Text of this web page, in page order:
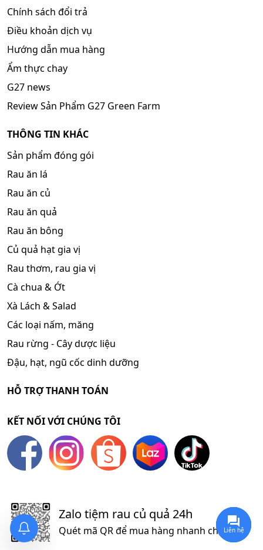
Chính sách đổi trả
Điều khoản dịch vụ
Hướng dẫn mua hàng
Ẩm thực chay
G27 news
Review Sản Phẩm G27 Green Farm
THÔNG TIN KHÁC
Sản phẩm đóng gói
Rau ăn lá
Rau ăn củ
Rau ăn quả
Rau ăn bông
Củ quả hạt gia vị
Rau thơm, rau gia vị
Cà chua & Ớt
Xà Lách & Salad
Các loại nấm, măng
Rau rừng - Cây dược liệu
Đậu, hạt, ngũ cốc dinh dưỡng
HỖ TRỢ THANH TOÁN
KẾT NỐI VỚI CHÚNG TÔI
Zalo tiệm rau củ quả 24h
Quét mã QR để mua hàng nhanh chóng
Liên hệ